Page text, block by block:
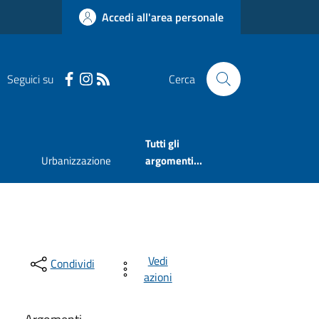
Accedi all'area personale
Seguici su Cerca
Urbanizzazione
Tutti gli
argomenti...
Condividi
Vedi
azioni